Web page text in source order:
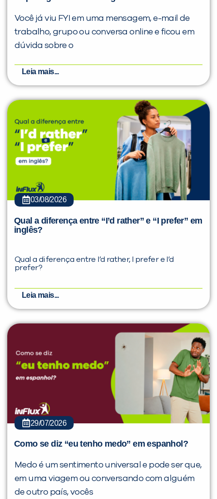
Você já viu FYI em uma mensagem, e-mail de
trabalho, grupo ou conversa online e ficou em
dúvida sobre o
Leia mais...
03/08/2026
Qual a diferença entre “I’d rather” e “I prefer” em
inglês?
Qual a diferença entre I’d rather, I prefer e I’d
prefer?
Leia mais...
29/07/2026
Como se diz “eu tenho medo” em espanhol?
Medo é um sentimento universal e pode ser que,
em uma viagem ou conversando com alguém
de outro país, vocês